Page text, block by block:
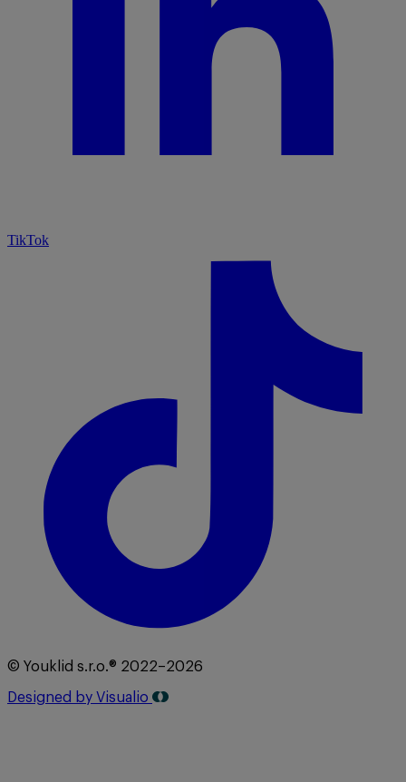
TikTok
© Youklid s.r.o.® 2022–2026
Designed by Visualio